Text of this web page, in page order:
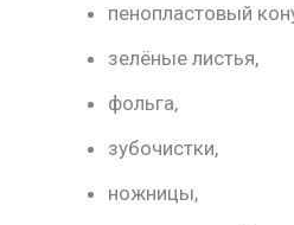
пенопластовый
зелёные листья,
фольга,
зубочистки,
ножницы,